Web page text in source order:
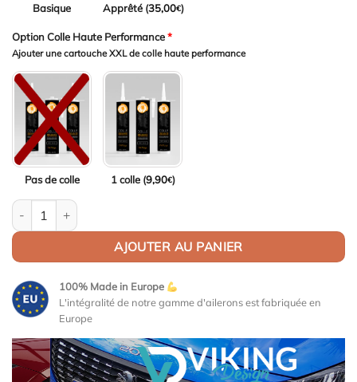
Basique Apprêté (35,00€)
Option Colle Haute Performance*
Ajouter une cartouche XXL de colle haute performance
Pas de colle 1 colle (9,90€)
quantité de Aileron / Becquet pour Citroen C3 (2002 - 2009)
AJOUTER AU PANIER
100% Made in Europe
L'intégralité de notre gamme d'ailerons est fabriquée en
Europe